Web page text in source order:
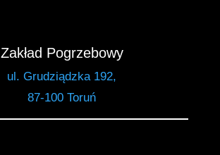
Zakład Pogrzebowy
ul. Grudziądzka 192,
87-100 Toruń